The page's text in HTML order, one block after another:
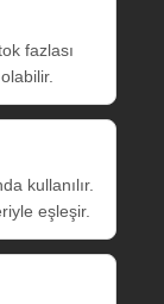
fazlası
kullanılır.
eşleşir.